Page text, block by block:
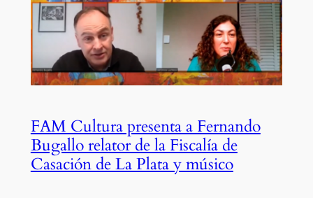
FAM Cultura presenta a Fernando
Bugallo relator de la Fiscalía de
Casación de La Plata y músico